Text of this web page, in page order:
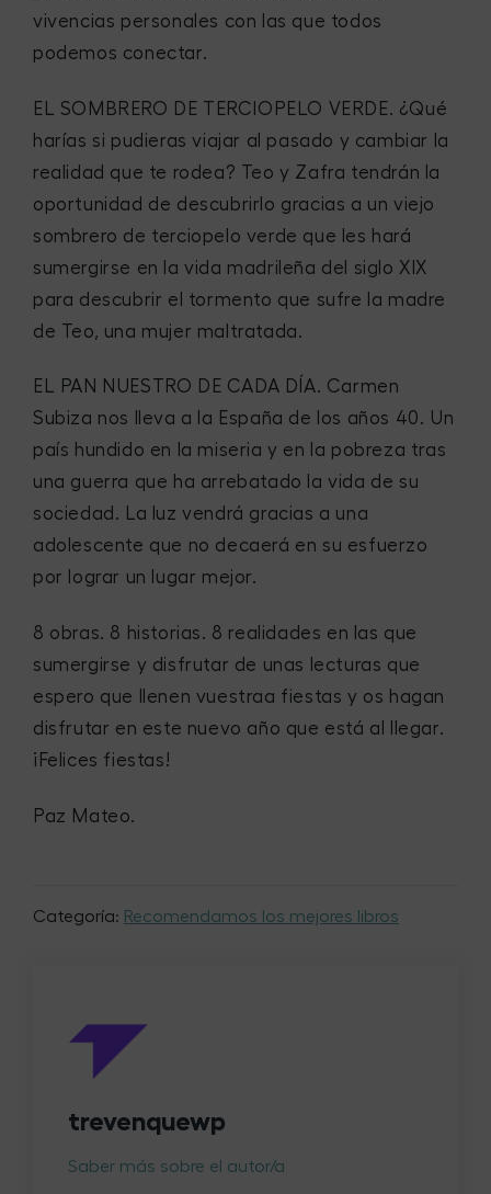
vivencias personales con las que todos
podemos conectar.
EL SOMBRERO DE TERCIOPELO VERDE. ¿Qué
harías si pudieras viajar al pasado y cambiar la
realidad que te rodea? Teo y Zafra tendrán la
oportunidad de descubrirlo gracias a un viejo
sombrero de terciopelo verde que les hará
sumergirse en la vida madrileña del siglo XIX
para descubrir el tormento que sufre la madre
de Teo, una mujer maltratada.
EL PAN NUESTRO DE CADA DÍA. Carmen
Subiza nos lleva a la España de los años 40. Un
país hundido en la miseria y en la pobreza tras
una guerra que ha arrebatado la vida de su
sociedad. La luz vendrá gracias a una
adolescente que no decaerá en su esfuerzo
por lograr un lugar mejor.
8 obras. 8 historias. 8 realidades en las que
sumergirse y disfrutar de unas lecturas que
espero que llenen vuestraa fiestas y os hagan
disfrutar en este nuevo año que está al llegar.
¡Felices fiestas!
Paz Mateo.
Categoría: Recomendamos los mejores libros
trevenquewp
Saber más sobre el autor/a